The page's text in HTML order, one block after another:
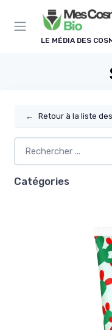
LE MÉDIA DES
← Retour à la liste
Catégories
Panneau de gestion des